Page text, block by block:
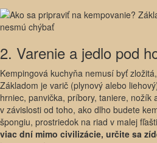
2. Varenie a jedlo pod
Kempingová kuchyňa nemusí byť
Základom je varič (plynový alebo
hrniec, panvička, príbory, taniere, nožík
v závislosti od toho, ako dlho budete
špongiu, prostriedok na riad v malej
viac dní mimo civilizácie, určite sa